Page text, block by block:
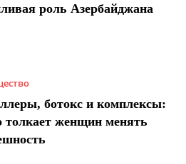
роль Азербайджана
ботокс и комплексы:
толкает женщин менять